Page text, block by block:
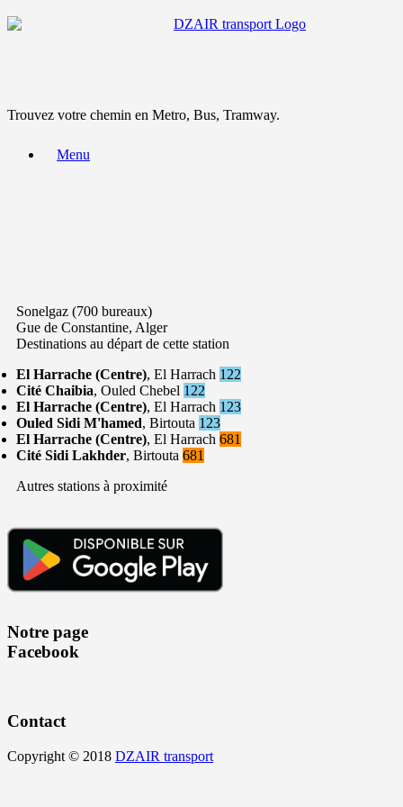
Trouvez votre chemin en Metro, Bus, Tramway.
Menu
Sonelgaz (700 bureaux)
Gue de Constantine, Alger
Destinations au départ de cette station
El Harrache (Centre), El Harrach 122
Cité Chaibia, Ouled Chebel 122
El Harrache (Centre), El Harrach 123
Ouled Sidi M'hamed, Birtouta 123
El Harrache (Centre), El Harrach 681
Cité Sidi Lakhder, Birtouta 681
Autres stations à proximité
Notre page
Facebook
Contact
Copyright © 2018 DZAIR transport